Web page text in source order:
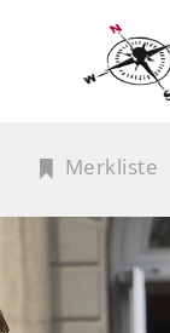
Merkliste